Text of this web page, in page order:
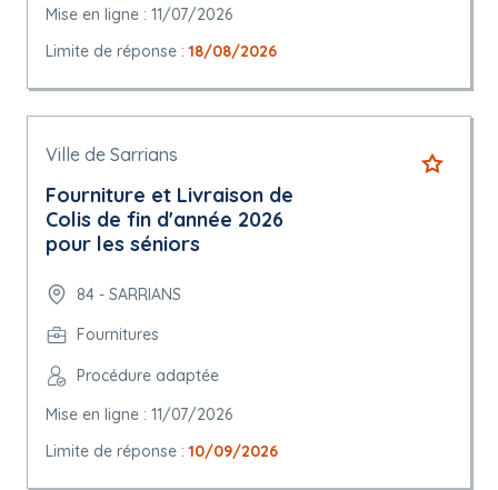
Mise en ligne : 11/07/2026
Limite de réponse : 18/08/2026
Ville de Sarrians
Fourniture et Livraison de
Colis de fin d'année 2026
pour les séniors
84 - SARRIANS
Fournitures
Procédure adaptée
Mise en ligne : 11/07/2026
Limite de réponse : 10/09/2026